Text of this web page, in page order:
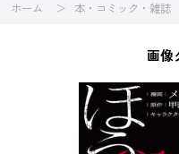
ホーム 本・コミック・雑誌
画像